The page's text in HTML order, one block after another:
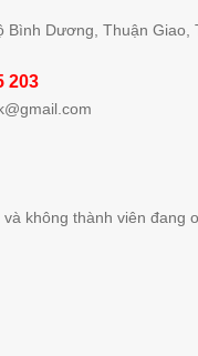
Dương, Thuận Giao,
203
không thành viên đang